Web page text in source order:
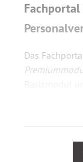
Fachportal
Das